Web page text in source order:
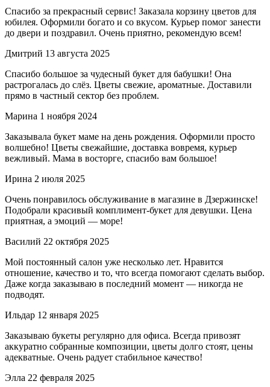
Спасибо за прекрасный сервис! Заказала корзину цветов для
юбилея. Оформили богато и со вкусом. Курьер помог занести
до двери и поздравил. Очень приятно, рекомендую всем!
Дмитрий 13 августа 2025
Спасибо большое за чудесный букет для бабушки! Она
растрогалась до слёз. Цветы свежие, ароматные. Доставили
прямо в частный сектор без проблем.
Марина 1 ноября 2024
Заказывала букет маме на день рождения. Оформили просто
волшебно! Цветы свежайшие, доставка вовремя, курьер
вежливый. Мама в восторге, спасибо вам большое!
Ирина 2 июля 2025
Очень понравилось обслуживание в магазине в Дзержинске!
Подобрали красивый комплимент-букет для девушки. Цена
приятная, а эмоций — море!
Василий 22 октября 2025
Мой постоянный салон уже несколько лет. Нравится
отношение, качество и то, что всегда помогают сделать выбор.
Даже когда заказываю в последний момент — никогда не
подводят.
Ильдар 12 января 2025
Заказываю букеты регулярно для офиса. Всегда привозят
аккуратно собранные композиции, цветы долго стоят, цены
адекватные. Очень радует стабильное качество!
Элла 22 февраля 2025